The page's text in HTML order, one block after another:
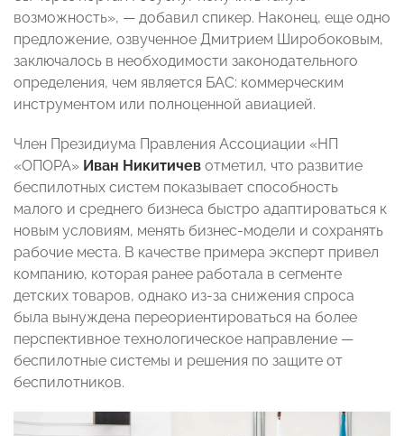
возможность», — добавил спикер. Наконец, еще одно
предложение, озвученное Дмитрием Широбоковым,
заключалось в необходимости законодательного
определения, чем является БАС: коммерческим
инструментом или полноценной авиацией.
Член Президиума Правления Ассоциации «НП
«ОПОРА» Иван Никитичев отметил, что развитие
беспилотных систем показывает способность
малого и среднего бизнеса быстро адаптироваться к
новым условиям, менять бизнес-модели и сохранять
рабочие места. В качестве примера эксперт привел
компанию, которая ранее работала в сегменте
детских товаров, однако из-за снижения спроса
была вынуждена переориентироваться на более
перспективное технологическое направление —
беспилотные системы и решения по защите от
беспилотников.